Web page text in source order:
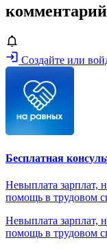
комментарий
Создайте или
Бесплатная
Невыплата зарплат,
помощь в трудовом
Невыплата зарплат,
помощь в трудовом